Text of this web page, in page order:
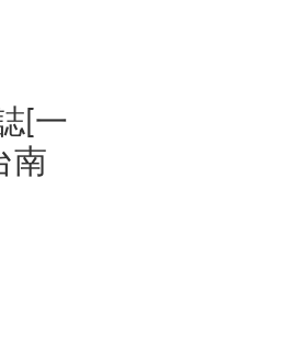
[一
南